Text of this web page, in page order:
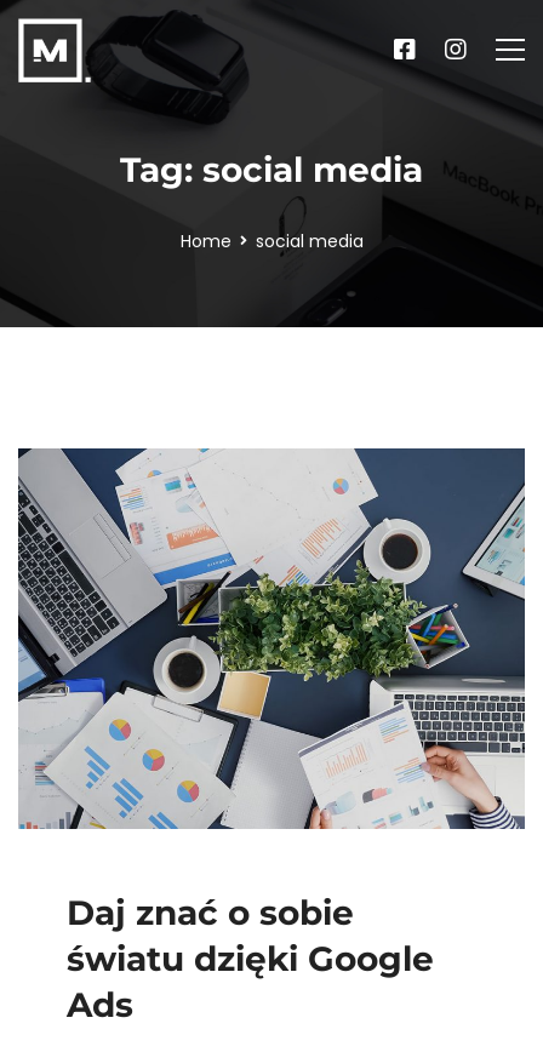
Tag: social media
Home social media
Daj znać o sobie
światu dzięki Google
Ads